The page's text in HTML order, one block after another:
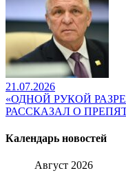
21.07.2026
«ОДНОЙ РУКОЙ
РАССКАЗАЛ О
Календарь новостей
Август 2026